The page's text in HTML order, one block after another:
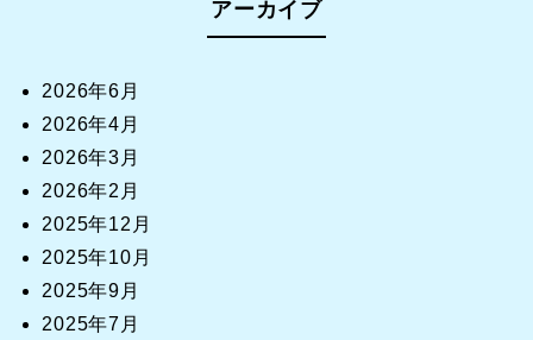
アーカイブ
2026年6月
2026年4月
2026年3月
2026年2月
2025年12月
2025年10月
2025年9月
2025年7月